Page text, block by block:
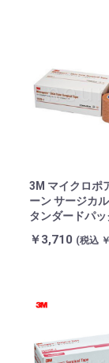
3M マイクロポ
ーン サージカ
タンダードパッ
￥3,710 (税込